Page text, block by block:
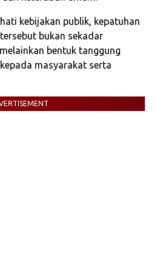
kebijakan publik, kepatuhan
bukan sekadar
bentuk tanggung
masyarakat serta